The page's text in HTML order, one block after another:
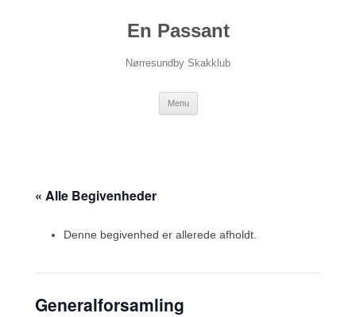
En Passant
Nørresundby Skakklub
Menu
« Alle Begivenheder
Denne begivenhed er allerede afholdt.
Generalforsamling